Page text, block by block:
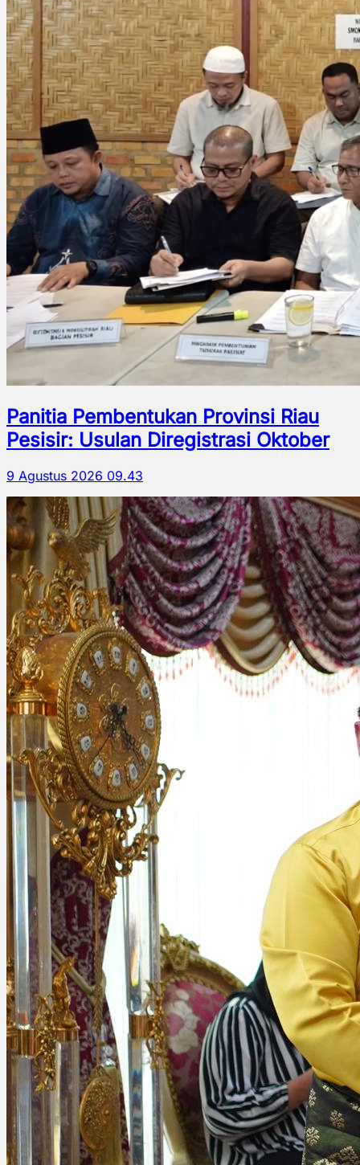
Panitia Pembentukan Provinsi Riau
Pesisir: Usulan Diregistrasi Oktober
9 Agustus 2026 09.43